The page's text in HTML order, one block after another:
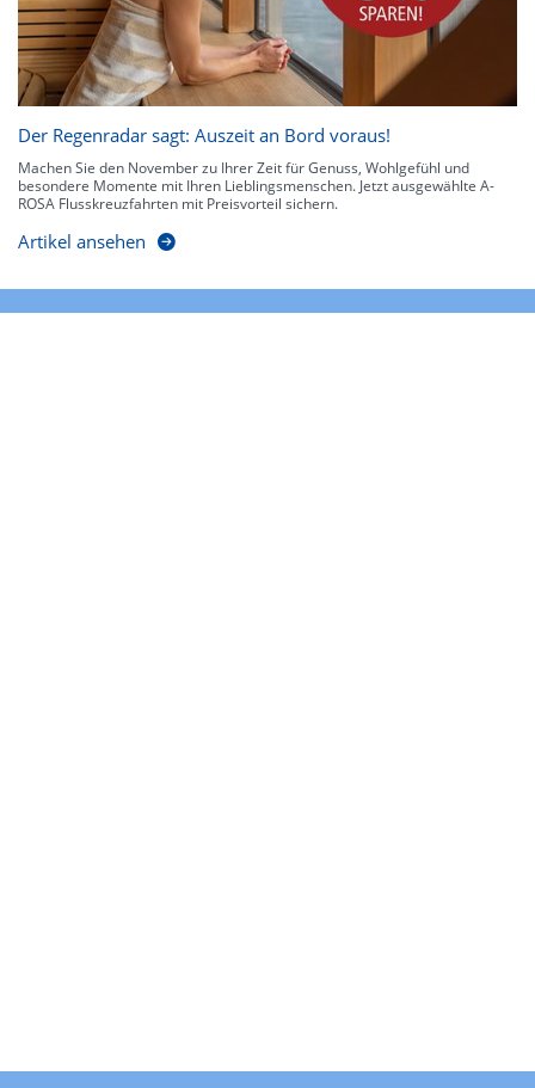
Der Regenradar sagt: Auszeit an Bord voraus!
Machen Sie den November zu Ihrer Zeit für Genuss, Wohlgefühl und
besondere Momente mit Ihren Lieblingsmenschen. Jetzt ausgewählte A-
ROSA Flusskreuzfahrten mit Preisvorteil sichern.
Artikel ansehen